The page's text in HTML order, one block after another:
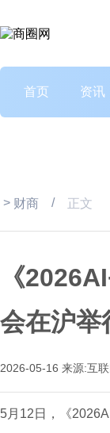
首页 资讯
> 财商 / 正文
《
会在沪举
2026-05-16 来源:互联
5月12日，《